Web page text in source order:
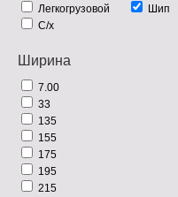
Легкогрузовой
С/х
Шип
Ширина
7.00
33
135
155
175
195
215